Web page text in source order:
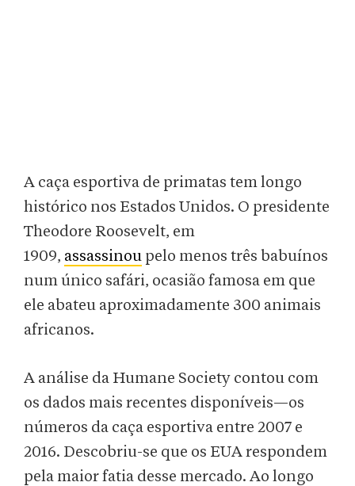
A caça esportiva de primatas tem longo
histórico nos Estados Unidos. O presidente
Theodore Roosevelt, em
1909, assassinou pelo menos três babuínos
num único safári, ocasião famosa em que
ele abateu aproximadamente 300 animais
africanos.
A análise da Humane Society contou com
os dados mais recentes disponíveis—os
números da caça esportiva entre 2007 e
2016. Descobriu-se que os EUA respondem
pela maior fatia desse mercado. Ao longo